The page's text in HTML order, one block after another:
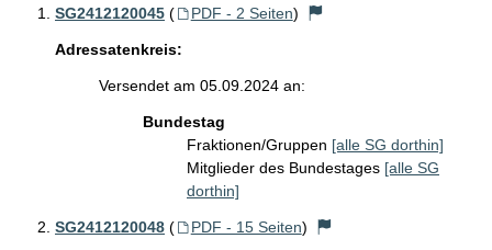
SG2412120045 ( PDF - 2 Seiten)
Adressatenkreis:
Versendet am 05.09.2024 an:
Bundestag
Fraktionen/Gruppen [alle SG dorthin]
Mitglieder des Bundestages [alle SG
dorthin]
SG2412120048 ( PDF - 15 Seiten)